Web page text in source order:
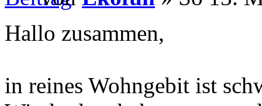
Hallo zusammen,
in reines Wohngebit ist